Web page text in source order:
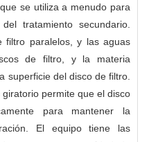
, que se utiliza a menudo para
tratamiento secundario.
filtro paralelos, y las aguas
de filtro, y la materia
superficie del disco de filtro.
permite que el disco
para mantener la
El equipo tiene las